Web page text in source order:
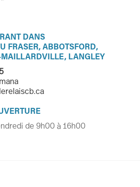
DANS
FRASER, ABBOTSFORD,
LANGLEY
de 9h00 à 16h00